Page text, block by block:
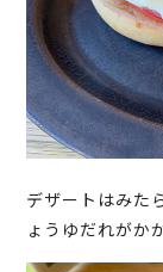
デザートはみた
ょうゆだれがか